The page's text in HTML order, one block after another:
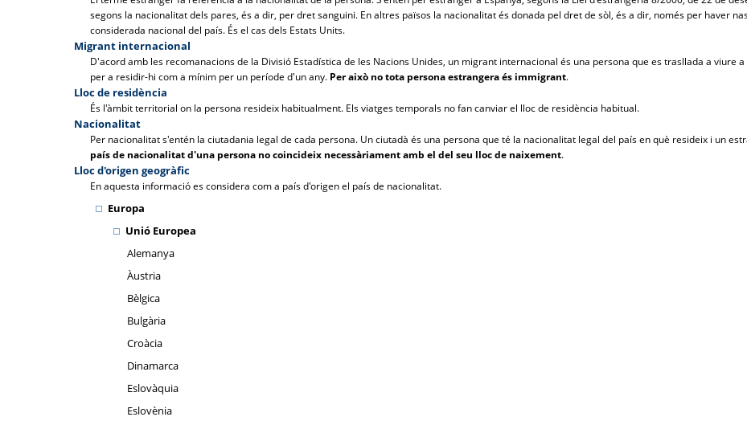
segons la nacionalitat dels pares, és a dir, per dret sanguini. En altres països la nacionalitat és donada pel dret de sòl, és a dir, només per haver
considerada nacional del país. És el cas dels Estats Units.
Migrant internacional
D'acord amb les recomanacions de la Divisió Estadística de les Nacions Unides, un migrant internacional és una persona que es trasllada a viure
per a residir-hi com a mínim per un període d'un any. Per això no tota persona estrangera és immigrant.
Lloc de residència
És l'àmbit territorial on la persona resideix habitualment. Els viatges temporals no fan canviar el lloc de residència habitual.
Nacionalitat
Per nacionalitat s'entén la ciutadania legal de cada persona. Un ciutadà és una persona que té la nacionalitat legal del país en què resideix i un
país de nacionalitat d'una persona no coincideix necessàriament amb el del seu lloc de naixement.
Lloc d'origen geogràfic
En aquesta informació es considera com a país d'origen el país de nacionalitat.
Europa
Unió Europea
Alemanya
Àustria
Bèlgica
Bulgària
Croàcia
Dinamarca
Eslovàquia
Eslovènia